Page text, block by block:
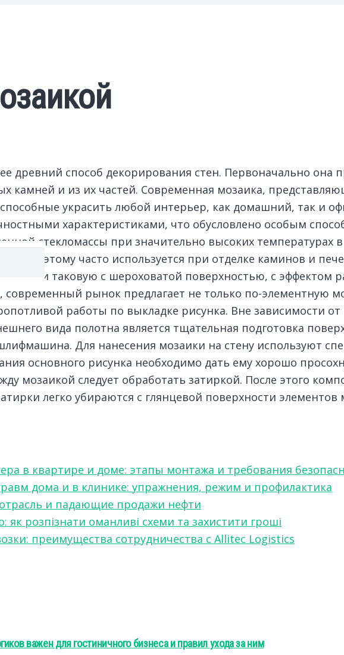
древний способ декорирования стен. Первоначально она
камней и из их частей. Современная мозаика,
украсить любой интерьер, как домашний, так и
характеристиками, что обусловлено особым
стекломассы при значительно высоких температурах
поэтому часто используется при отделке каминов и
но и таковую с шероховатой поверхностью, с эффектом
современный рынок предлагает не только по-элементную
работы по выкладке рисунка. Вне зависимости
вида полотна является тщательная подготовка
Для нанесения мозаики на стену используют
основного рисунка необходимо дать ему хорошо
мозаикой следует обработать затиркой. После этого
легко убираются с глянцевой поверхности элементов
в квартире и доме: этапы монтажа и требования
дома и в клинике: упражнения, режим и профилактика
и падающие продажи нефти
як розпізнати оманливі схеми та захистити гроші
преимущества сотрудничества с Allitec Logistics
важен для гостиничного бизнеса и правил ухода за ним